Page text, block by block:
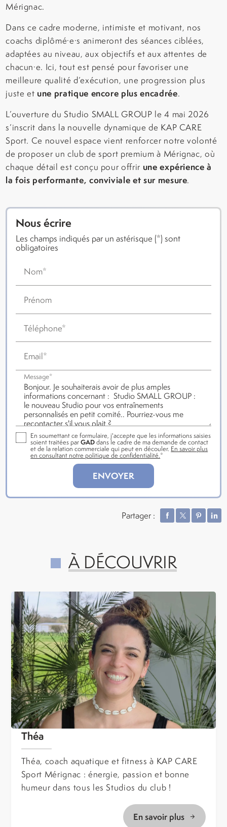
Mérignac.
Dans ce cadre moderne, intimiste et motivant, nos
coachs diplômé·e·s animeront des séances ciblées,
adaptées au niveau, aux objectifs et aux attentes de
chacun·e. Ici, tout est pensé pour favoriser une
meilleure qualité d’exécution, une progression plus
juste et une pratique encore plus encadrée.
L’ouverture du Studio SMALL GROUP le 4 mai 2026
s’inscrit dans la nouvelle dynamique de KAP CARE
Sport. Ce nouvel espace vient renforcer notre volonté
de proposer un club de sport premium à Mérignac, où
chaque détail est conçu pour offrir une expérience à
la fois performante, conviviale et sur mesure.
Nous écrire
Les champs indiqués par un astérisque (*) sont
obligatoires
Nom*
Prénom
Téléphone*
Email*
Message*
En soumettant ce formulaire, j'accepte que les informations saisies
soient traitées parGADdans le cadre de ma demande de contact
et de la relation commerciale qui peut en découler. En savoir plus
en consultant notre politique de confidentialité.*
Partager :
À DÉCOUVRIR
Théa
Théa, coach aquatique et fitness à KAP CARE
Sport Mérignac : énergie, passion et bonne
humeur dans tous les Studios du club !
En savoir plus